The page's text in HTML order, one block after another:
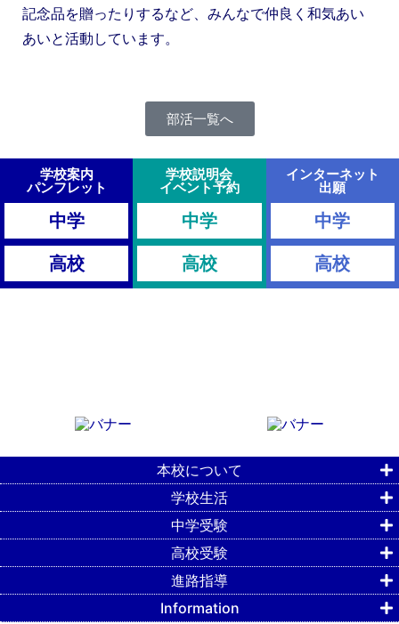
記念品を贈ったりするなど、みんなで仲良く和気あい
あいと活動しています。
部活一覧へ
学校案内
パンフレット
中学
高校
学校説明会
イベント予約
中学
高校
インターネット
出願
中学
高校
本校について
学校生活
中学受験
高校受験
進路指導
Information